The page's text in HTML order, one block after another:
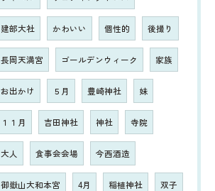
建部大社 かわいい 個性的 後撮り
長岡天満宮 ゴールデンウィーク 家族
お出かけ ５月 豊崎神社 妹
１１月 吉田神社 神社 寺院
大人 食事会会場 今西酒造
御嶽山大和本宮 4月 稲植神社 双子